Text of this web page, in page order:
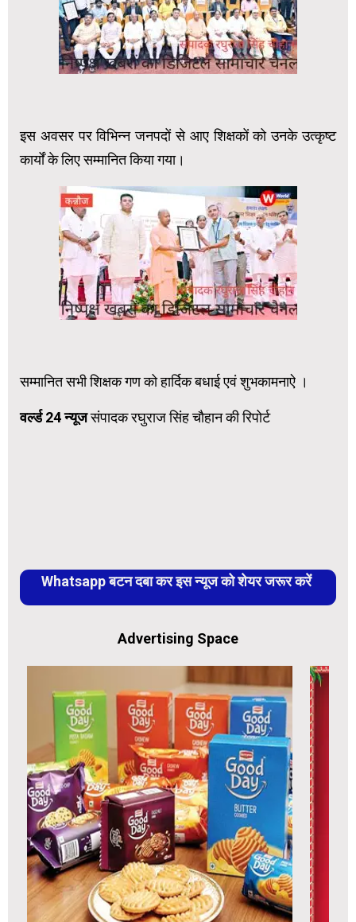
इस अवसर पर विभिन्न जनपदों से आए शिक्षकों को उनके उत्कृष्ट
कार्यों के लिए सम्मानित किया गया।
सम्मानित सभी शिक्षक गण को हार्दिक बधाई एवं शुभकामनाऐ ।
वर्ल्ड 24 न्यूजसंपादक रघुराज सिंह चौहान की रिपोर्ट
Whatsapp बटन दबा कर इस न्यूज को शेयर जरूर करें
Advertising Space